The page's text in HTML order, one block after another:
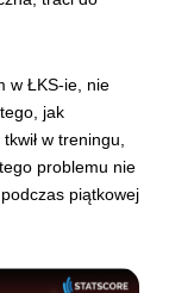
w ŁKS-ie, nie
jak
w treningu,
problemu nie
piątkowej